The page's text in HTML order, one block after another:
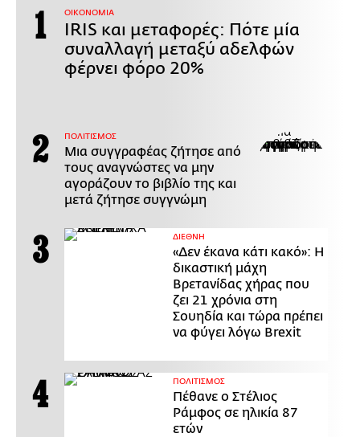
ΟΙΚΟΝΟΜΙΑ
IRIS και μεταφορές: Πότε μία
συναλλαγή μεταξύ αδελφών
φέρνει φόρο 20%
ΠΟΛΙΤΙΣΜΟΣ
Μια συγγραφέας ζήτησε από
τους αναγνώστες να μην
αγοράζουν το βιβλίο της και
μετά ζήτησε συγγνώμη
ΔΙΕΘΝΗ
«Δεν έκανα κάτι κακό»: Η
δικαστική μάχη
Βρετανίδας χήρας που
ζει 21 χρόνια στη
Σουηδία και τώρα πρέπει
να φύγει λόγω Brexit
ΠΟΛΙΤΙΣΜΟΣ
Πέθανε ο Στέλιος
Ράμφος σε ηλικία 87
ετών